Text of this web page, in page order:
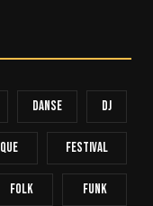
Danse Dj
FESTIVAL
Folk Funk